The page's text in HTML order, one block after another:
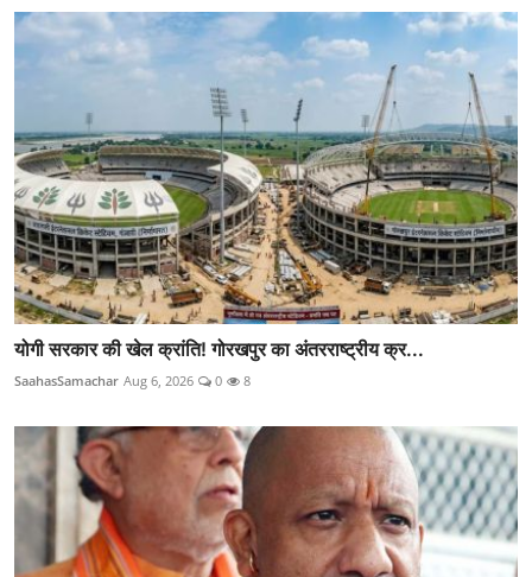
योगी सरकार की खेल क्रांति! गोरखपुर का अंतरराष्ट्रीय क्र...
SaahasSamachar Aug 6, 2026 0 8